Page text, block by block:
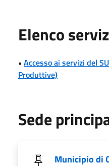
Elenco
• Accesso ai servizi del
Produttive)
Sede
Municipio di